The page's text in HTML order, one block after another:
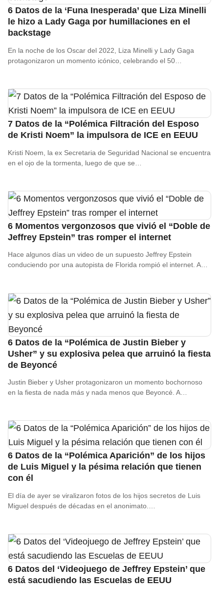
6 Datos de la ‘Funa Inesperada’ que Liza Minelli
le hizo a Lady Gaga por humillaciones en el
backstage
En la noche de los Oscar del 2022, Liza Minelli y Lady Gaga
protagonizaron un momento icónico, celebrando el 50…
7 Datos de la “Polémica Filtración del Esposo
de Kristi Noem” la impulsora de ICE en EEUU
Kristi Noem, la ex Secretaria de Seguridad Nacional se encuentra
en el ojo de la tormenta, luego de que se…
6 Momentos vergonzosos que vivió el “Doble de
Jeffrey Epstein” tras romper el internet
Hace algunos días un video de un supuesto Jeffrey Epstein
conduciendo por una autopista de Florida rompió el internet. A…
6 Datos de la “Polémica de Justin Bieber y
Usher” y su explosiva pelea que arruinó la fiesta
de Beyoncé
Justin Bieber y Usher protagonizaron un momento bochornoso
en la fiesta de nada más y nada menos que Beyoncé. A…
6 Datos de la “Polémica Aparición” de los hijos
de Luis Miguel y la pésima relación que tienen
con él
El día de ayer se viralizaron fotos de los hijos secretos de Luis
Miguel después de décadas en el anonimato.…
6 Datos del ‘Videojuego de Jeffrey Epstein’ que
está sacudiendo las Escuelas de EEUU